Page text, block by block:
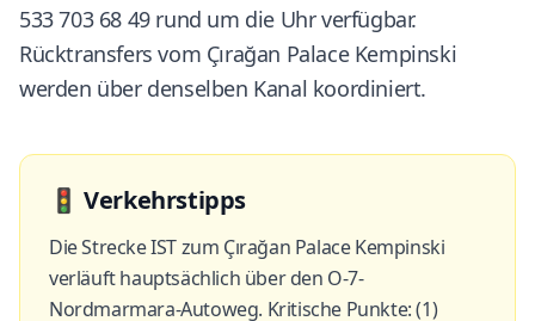
533 703 68 49 rund um die Uhr verfügbar.
Rücktransfers vom Çırağan Palace Kempinski
werden über denselben Kanal koordiniert.
🚦Verkehrstipps
Die Strecke IST zum Çırağan Palace Kempinski
verläuft hauptsächlich über den O-7-
Nordmarmara-Autoweg. Kritische Punkte: (1)